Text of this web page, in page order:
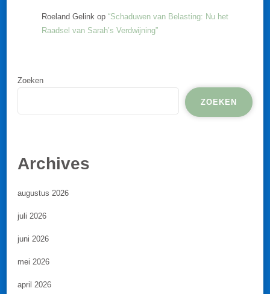
Roeland Gelink op “Schaduwen van Belasting: Nu het
Raadsel van Sarah’s Verdwijning”
Zoeken
ZOEKEN
Archives
augustus 2026
juli 2026
juni 2026
mei 2026
april 2026